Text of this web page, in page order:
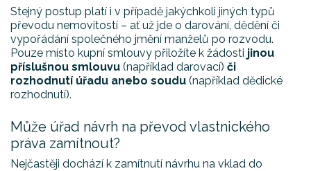
Stejný postup platí i v případě jakýchkoli jiných typů
převodu nemovitostí – ať už jde o darování, dědění či
vypořádání společného jmění manželů po rozvodu.
Pouze místo kupní smlouvy přiložíte k žádosti jinou
příslušnou smlouvu (například darovací) či
rozhodnutí úřadu anebo soudu (například dědické
rozhodnutí).
Může úřad návrh na převod vlastnického
práva zamítnout?
Nejčastěji dochází k zamítnutí návrhu na vklad do